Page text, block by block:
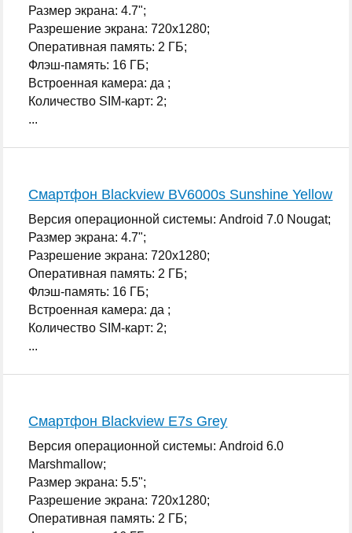
Размер экрана: 4.7";
Разрешение экрана: 720x1280;
Оперативная память: 2 ГБ;
Флэш-память: 16 ГБ;
Встроенная камера: да ;
Количество SIM-карт: 2;
...
Смартфон Blackview BV6000s Sunshine Yellow
Версия операционной системы: Android 7.0 Nougat;
Размер экрана: 4.7";
Разрешение экрана: 720x1280;
Оперативная память: 2 ГБ;
Флэш-память: 16 ГБ;
Встроенная камера: да ;
Количество SIM-карт: 2;
...
Смартфон Blackview E7s Grey
Версия операционной системы: Android 6.0
Marshmallow;
Размер экрана: 5.5";
Разрешение экрана: 720x1280;
Оперативная память: 2 ГБ;